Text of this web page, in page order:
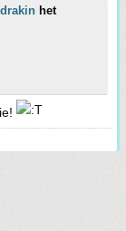
drakin het